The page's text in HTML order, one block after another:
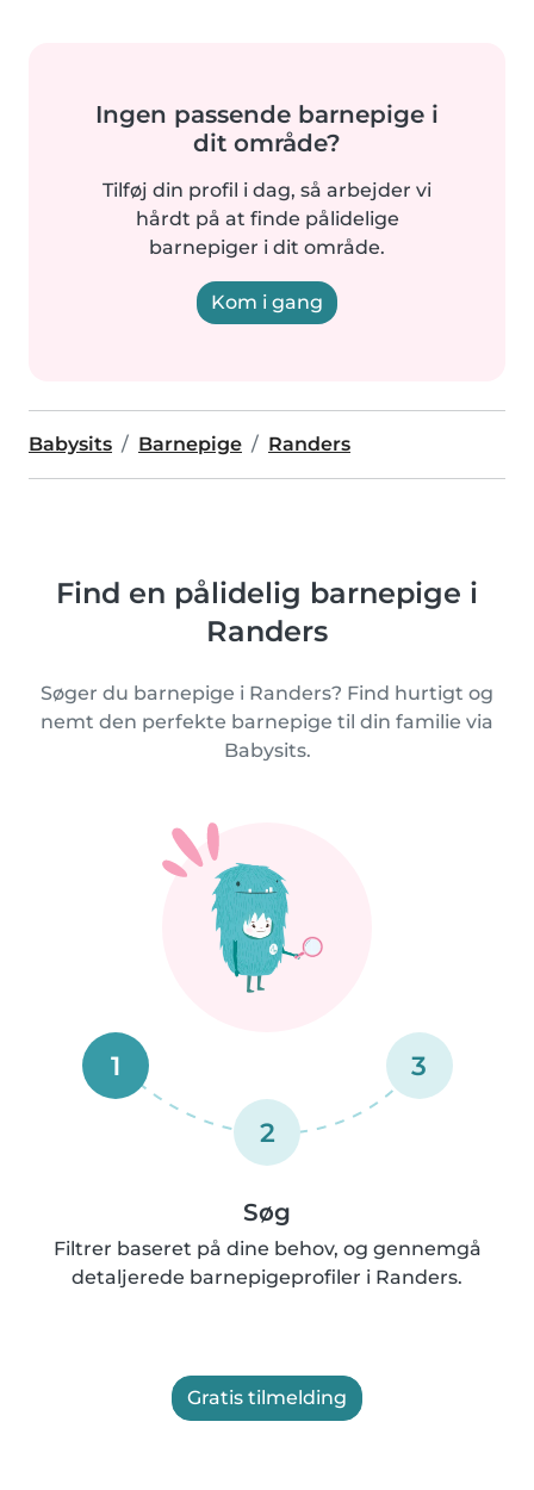
Ingen passende barnepige i
dit område?
Tilføj din profil i dag, så arbejder vi
hårdt på at finde pålidelige
barnepiger i dit område.
Kom i gang
Babysits Barnepige Randers
Find en pålidelig barnepige i
Randers
Søger du barnepige i Randers? Find hurtigt og
nemt den perfekte barnepige til din familie via
Babysits.
1
2
3
Søg
Filtrer baseret på dine behov, og gennemgå
detaljerede barnepigeprofiler i Randers.
Gratis tilmelding